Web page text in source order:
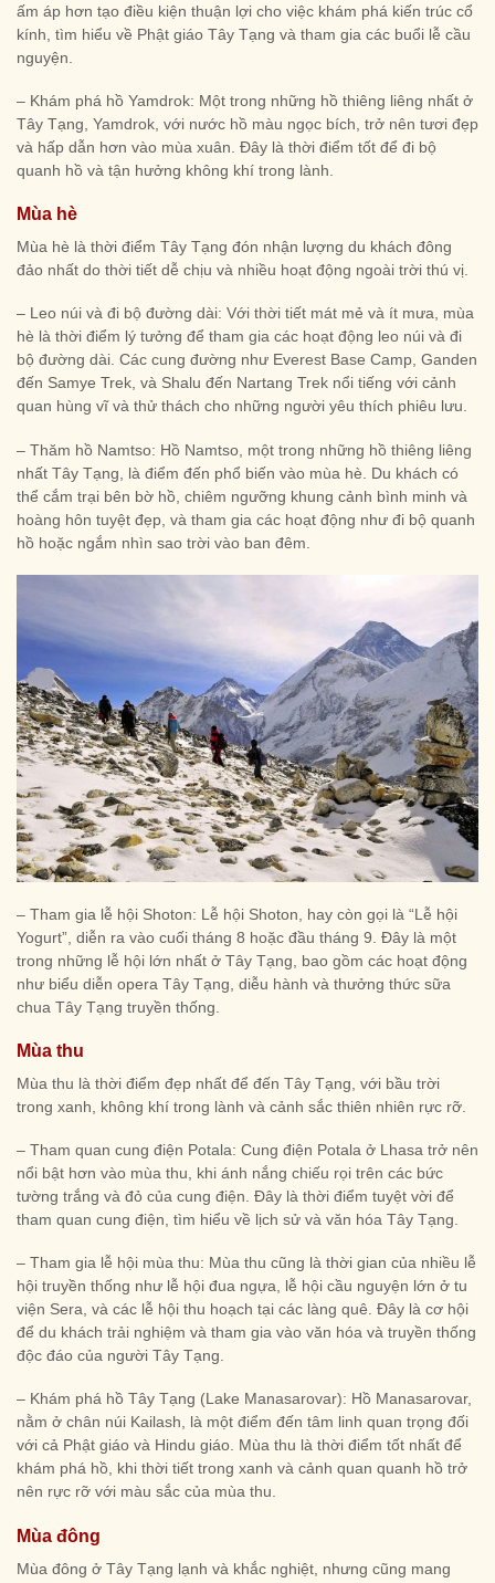
ấm áp hơn tạo điều kiện thuận lợi cho việc khám phá kiến trúc cổ
kính, tìm hiểu về Phật giáo Tây Tạng và tham gia các buổi lễ cầu
nguyện.
– Khám phá hồ Yamdrok: Một trong những hồ thiêng liêng nhất ở
Tây Tạng, Yamdrok, với nước hồ màu ngọc bích, trở nên tươi đẹp
và hấp dẫn hơn vào mùa xuân. Đây là thời điểm tốt để đi bộ
quanh hồ và tận hưởng không khí trong lành.
Mùa hè
Mùa hè là thời điểm Tây Tạng đón nhận lượng du khách đông
đảo nhất do thời tiết dễ chịu và nhiều hoạt động ngoài trời thú vị.
– Leo núi và đi bộ đường dài: Với thời tiết mát mẻ và ít mưa, mùa
hè là thời điểm lý tưởng để tham gia các hoạt động leo núi và đi
bộ đường dài. Các cung đường như Everest Base Camp, Ganden
đến Samye Trek, và Shalu đến Nartang Trek nổi tiếng với cảnh
quan hùng vĩ và thử thách cho những người yêu thích phiêu lưu.
– Thăm hồ Namtso: Hồ Namtso, một trong những hồ thiêng liêng
nhất Tây Tạng, là điểm đến phổ biến vào mùa hè. Du khách có
thể cắm trại bên bờ hồ, chiêm ngưỡng khung cảnh bình minh và
hoàng hôn tuyệt đẹp, và tham gia các hoạt động như đi bộ quanh
hồ hoặc ngắm nhìn sao trời vào ban đêm.
– Tham gia lễ hội Shoton: Lễ hội Shoton, hay còn gọi là “Lễ hội
Yogurt”, diễn ra vào cuối tháng 8 hoặc đầu tháng 9. Đây là một
trong những lễ hội lớn nhất ở Tây Tạng, bao gồm các hoạt động
như biểu diễn opera Tây Tạng, diễu hành và thưởng thức sữa
chua Tây Tạng truyền thống.
Mùa thu
Mùa thu là thời điểm đẹp nhất để đến Tây Tạng, với bầu trời
trong xanh, không khí trong lành và cảnh sắc thiên nhiên rực rỡ.
– Tham quan cung điện Potala: Cung điện Potala ở Lhasa trở nên
nổi bật hơn vào mùa thu, khi ánh nắng chiếu rọi trên các bức
tường trắng và đỏ của cung điện. Đây là thời điểm tuyệt vời để
tham quan cung điện, tìm hiểu về lịch sử và văn hóa Tây Tạng.
– Tham gia lễ hội mùa thu: Mùa thu cũng là thời gian của nhiều lễ
hội truyền thống như lễ hội đua ngựa, lễ hội cầu nguyện lớn ở tu
viện Sera, và các lễ hội thu hoạch tại các làng quê. Đây là cơ hội
để du khách trải nghiệm và tham gia vào văn hóa và truyền thống
độc đáo của người Tây Tạng.
– Khám phá hồ Tây Tạng (Lake Manasarovar): Hồ Manasarovar,
nằm ở chân núi Kailash, là một điểm đến tâm linh quan trọng đối
với cả Phật giáo và Hindu giáo. Mùa thu là thời điểm tốt nhất để
khám phá hồ, khi thời tiết trong xanh và cảnh quan quanh hồ trở
nên rực rỡ với màu sắc của mùa thu.
Mùa đông
Mùa đông ở Tây Tạng lạnh và khắc nghiệt, nhưng cũng mang